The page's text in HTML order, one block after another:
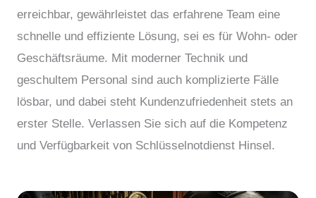
erreichbar, gewährleistet das erfahrene Team eine
schnelle und effiziente Lösung, sei es für Wohn- oder
Geschäftsräume. Mit moderner Technik und
geschultem Personal sind auch komplizierte Fälle
lösbar, und dabei steht Kundenzufriedenheit stets an
erster Stelle. Verlassen Sie sich auf die Kompetenz
und Verfügbarkeit von Schlüsselnotdienst Hinsel.